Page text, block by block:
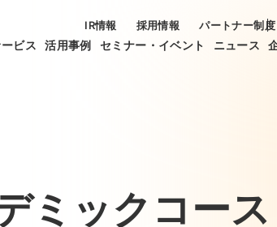
ビス 活用事例 セミナー・イベント ニュース
IR情報 採用情報 パートナー制度
ミックコー